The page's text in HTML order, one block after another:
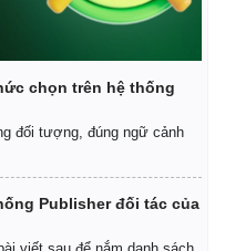
chọn trên hệ thống
đối tượng, đúng ngữ cảnh
Publisher đối tác của